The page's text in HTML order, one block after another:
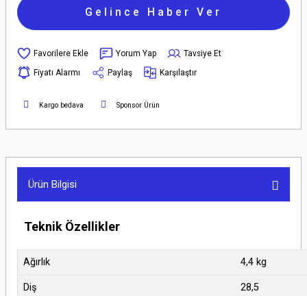
Gelince Haber Ver
Yorum Yap
Tavsiye Et
Fiyatı Alarmı
Paylaş Karşılaştır
Kargo bedava Sponsor Ürün
Ürün Bilgisi
Teknik Özellikler
Ağırlık 4,4 kg
Diş 28,5